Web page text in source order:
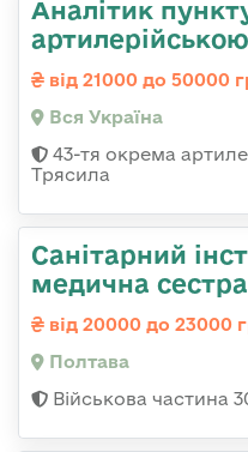
Аналітик
від 21000 до 50000
Вся Україна
43-тя окрема
Трясила
Санітарний
медична
від 20000 до 23000
Полтава
Військова частина